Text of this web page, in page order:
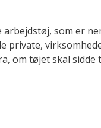
som er
om tøjet skal